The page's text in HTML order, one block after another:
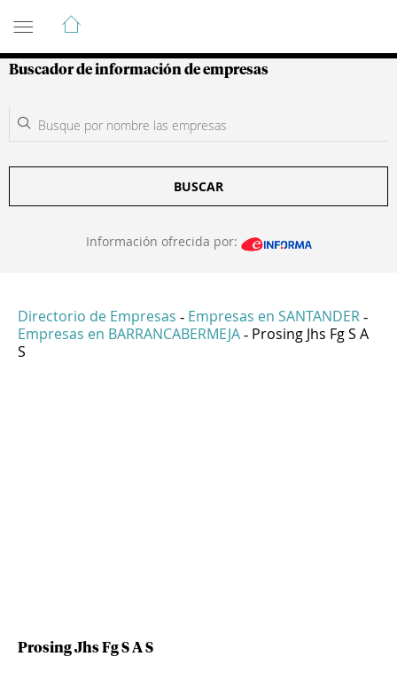
Guía de Empresas Colombianas
Buscador de información de empresas
BUSCAR
Información ofrecida por:
Directorio de Empresas - Empresas en SANTANDER -
Empresas en BARRANCABERMEJA - Prosing Jhs Fg S A
S
Prosing Jhs Fg S A S